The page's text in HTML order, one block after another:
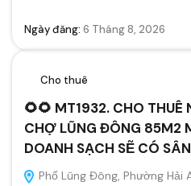
Ngày đăng: 6 Tháng 8, 2026
Cho thuê
🌻🌻 MT1932. CHO
CHỢ LŨNG ĐÔNG 85M2
DOANH SẠCH SẼ CÓ
Phố Lũng Đông, Phường Hải